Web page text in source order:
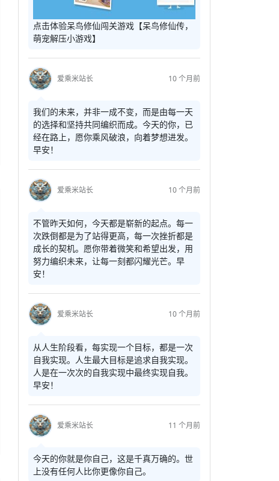
点击体验呆鸟修仙闯关游戏【呆鸟修仙传，
萌宠解压小游戏】
爱乘米站长 10 个月前
我们的未来，并非一成不变，而是由每一天
的选择和坚持共同编织而成。今天的你，已
经在路上，愿你乘风破浪，向着梦想进发。
早安！
爱乘米站长 10 个月前
不管昨天如何，今天都是崭新的起点。每一
次跌倒都是为了站得更高，每一次挫折都是
成长的契机。愿你带着微笑和希望出发，用
努力编织未来，让每一刻都闪耀光芒。早
安！
爱乘米站长 10 个月前
从人生阶段看，每实现一个目标，都是一次
自我实现。人生最大目标是追求自我实现。
人是在一次次的自我实现中最终实现自我。
早安！
爱乘米站长 11 个月前
今天的你就是你自己，这是千真万确的。世
上没有任何人比你更像你自己。